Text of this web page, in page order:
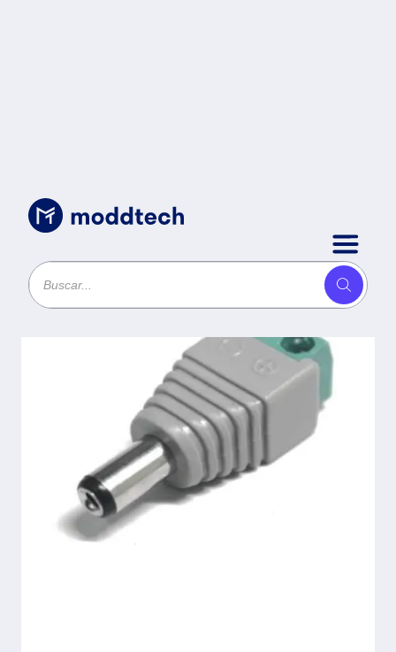
Sin categoría/SAXXON PSUBR12H - Bolsa de 10
Terminales Tipo Tornillo Positivo y
Negativo/ Resistente a la Oxidación
-